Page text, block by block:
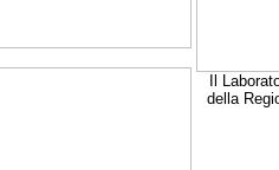
Il
della